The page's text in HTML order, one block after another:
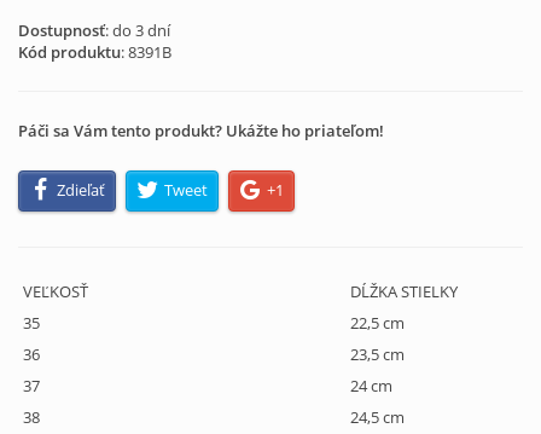
Dostupnosť: do 3 dní
Kód produktu:8391B
Páči sa Vám tento produkt? Ukážte ho priateľom!
Zdieľať Tweet +1
VEĽKOSŤ
DĹŽKA STIELKY
35
22,5 cm
36
23,5 cm
37
24 cm
38
24,5 cm